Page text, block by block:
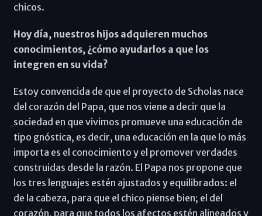
chicos.
Hoy día, nuestros hijos adquieren muchos
conocimientos, ¿cómo ayudarlos a que los
integren en su vida?
Estoy convencida de que el proyecto de Scholas nace
del corazón del Papa, que nos viene a decir que la
sociedad en que vivimos promueve una educación de
tipo gnóstica, es decir, una educación en la que lo más
importa es el conocimiento y el promover verdades
construidas desde la razón. El Papa nos propone que
los tres lenguajes estén ajustados y equilibrados: el
de la cabeza, para que el chico piense bien; el del
corazón, para que todos los afectos estén alineados y